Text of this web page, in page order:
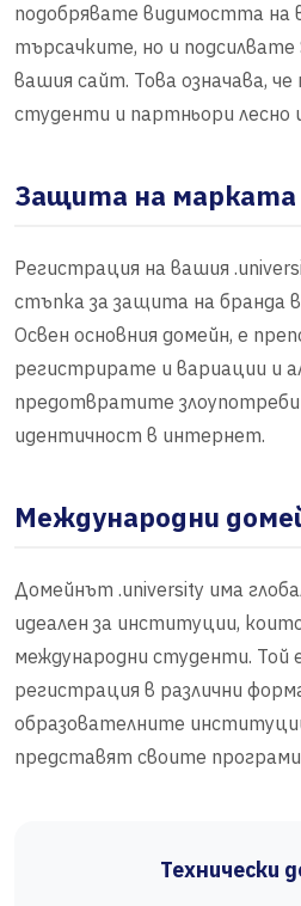
подобрявате видимостта
търсачките, но и
вашия сайт. Това означава,
студенти и партньори лесно
Защита на марката
Регистрация на вашия
стъпка за защита на бранда
Освен основния домейн, е
регистрирате и вариации и
предотвратите
идентичност в интернет.
Международни
Домейнът .university има
идеален за институции,
международни студенти. Той
регистрация в различни
образователните
представят своите
Технически